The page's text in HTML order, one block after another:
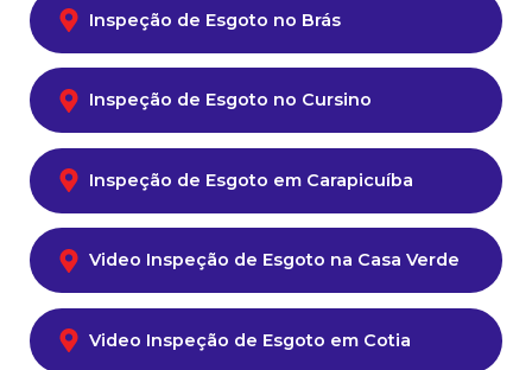
Inspeção de Esgoto no Brás
Inspeção de Esgoto no Cursino
Inspeção de Esgoto em Carapicuíba
Video Inspeção de Esgoto na Casa Verde
Video Inspeção de Esgoto em Cotia